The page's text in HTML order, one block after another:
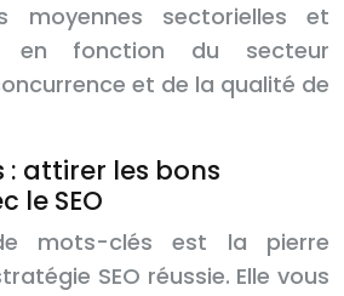
moyennes sectorielles et
en fonction du secteur
et de la qualité de
: attirer les bons
le SEO
mots-clés est la pierre
SEO réussie. Elle vous